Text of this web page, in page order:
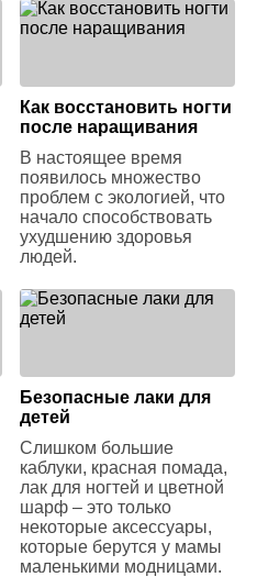
Как восстановить ногти
после наращивания
В настоящее время
появилось множество
проблем с экологией, что
начало способствовать
ухудшению здоровья
людей.
Безопасные лаки для
детей
Слишком большие
каблуки, красная помада,
лак для ногтей и цветной
шарф – это только
некоторые аксессуары,
которые берутся у мамы
маленькими модницами.